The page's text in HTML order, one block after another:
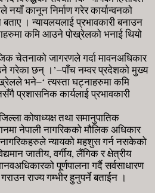
कानून निर्माण गरेर कार्यान्वनको
बताए । न्यायलयलाई प्रभावकारी बनाउन
कमि आउने पोख्रेलको भनाई थियो
चेतनाको जागरणले गर्दा मावनअधिकार
गरेका छन् ।’–पाँच नम्वर प्रदेशको मुख्य
भने–‘ त्यस्ता घट्नाहरुमा कमि
प्रशासनिक कार्यलाई प्रभावकारी
कोषाध्यक्ष तथा समानुपातिक
नेपाली नागरिकको मौलिक अधिकार
न्यायको महशुस गर्न नसकेको
जातीय, वर्गीय, लैंगिक र क्षेत्रीय
पूर्णपालना गर्दै सर्वसाधारण
राज्य गम्भीर हुनुपर्ने बताईन ।